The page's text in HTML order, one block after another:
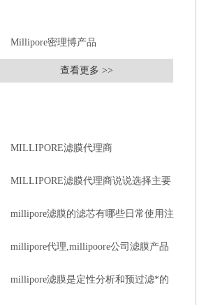
Millipore密理博产品
查看更多 >>
MILLIPORE滤膜代理商
MILLIPORE滤膜代理商说说选择主要
看哪些参数
millipore滤膜的滤芯有哪些日常使用注
意事项
millipore代理,millipoore公司滤膜产品
目录
millipore滤膜是定性分析和预过滤*的